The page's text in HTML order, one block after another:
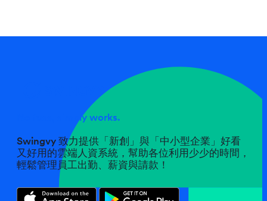
No fuss, simply works.
Swingvy 致力提供「新創」與「中小型企業」好看
又好用的雲端人資系統，幫助各位利用少少的時間，
輕鬆管理員工出勤、薪資與請款！